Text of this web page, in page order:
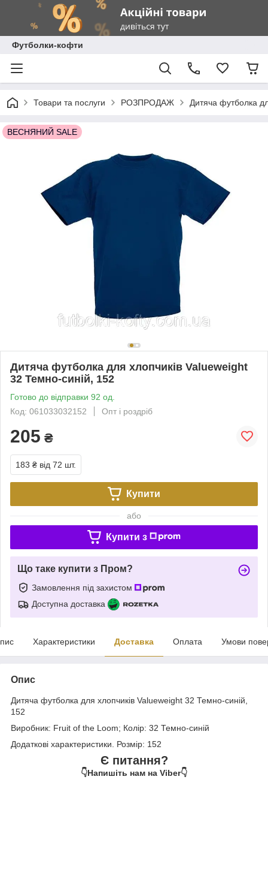
Футболки-кофти
Товари та послуги РОЗПРОДАЖ Дитяча футболка
ВЕСНЯНИЙ SALE
Дитяча футболка для хлопчиків Valueweight
32 Темно-синій, 152
Готово до відправки 92 од.
Код: 061033032152
Опт і роздріб
205 ₴
183 ₴ від 72 шт.
Купити
або
Купити з
Що таке купити з Пром?
Замовлення під захистом
Доступна доставка
Характеристики Доставка Оплата Умови
Опис
Дитяча футболка для хлопчиків Valueweight 32 Темно-синій,
152
Виробник: Fruit of the Loom; Колір: 32 Темно-синій
Додаткові характеристики. Розмір: 152
Є питання?
👇Напишіть нам на Viber👇